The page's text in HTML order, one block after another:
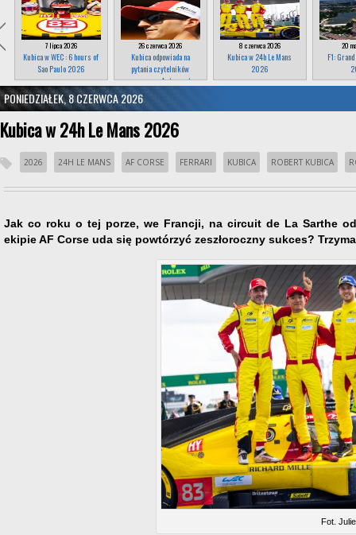
7 lipca 2026
Kubica w WEC : 6 hours of
Sao Paulo 2026
26 czerwca 2026
Kubica odpowiada na
pytania czytelników
magazynu Autosport
8 czerwca 2026
Kubica w 24h Le Mans
2026
20
F1:
PONIEDZIAŁEK, 8 CZERWCA 2026
Kubica w 24h Le Mans 2026
2026 24H LE MANS AF CORSE FERRARI KUBICA ROBERT KUBICA
Jak co roku o tej porze, we Francji, na circuit de La Sarthe
ekipie AF Corse uda się powtórzyć zeszłoroczny sukces?
Fot.